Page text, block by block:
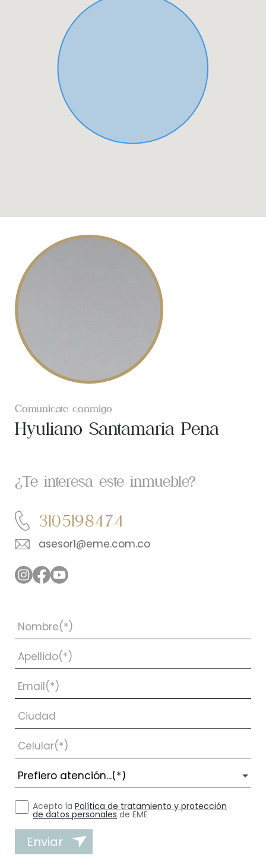
Comunícate conmigo
Hyuliano Santamaria Pena
¿Te interesa este inmueble?
3105198474
asesor1@eme.com.co
Acepto la Política de tratamiento y protección
de datos personalesde EME
Enviar